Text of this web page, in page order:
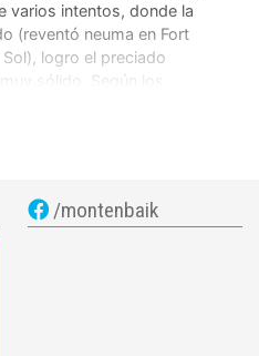
varios intentos, donde la
(reventó neuma en Fort
logro el preciado
sólido. Según los
/montenbaik